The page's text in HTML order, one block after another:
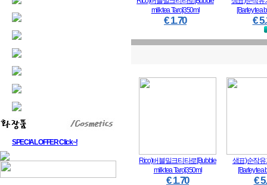
SPECIAL OFFER Click~!
milk tea Taro]350ml
€ 1.70
[Barley tea
€
Rico)버블밀크티타로[Bubble
milk tea Taro]350ml
€ 1.70
샘표)순작
[Barley tea
€